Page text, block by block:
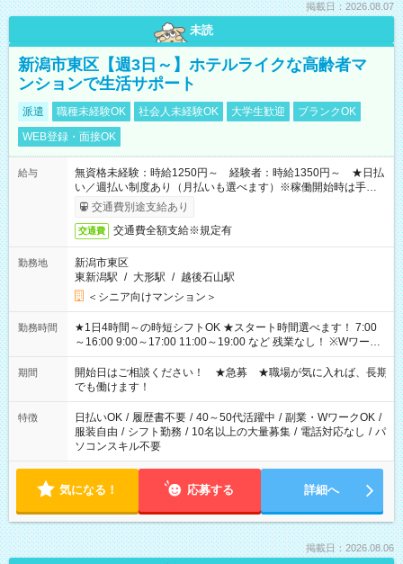
掲載日：2026.08.07
未読
新潟市東区【週3日～】ホテルライクな高齢者マ
ンションで生活サポート
派遣 職種未経験OK 社会人未経験OK 大学生歓迎
ブランクOK
WEB登録・面接OK
給与
無資格未経験：時給1250円～ 経験者：時給1350円～ ★日払
い／週払い制度あり（月払いも選べます）※稼働開始時は手続き
完了次第のお支払いとなります。
交通費別途支給あり
交通費 交通費全額支給※規定有
勤務地
新潟市東区
東新潟駅 / 大形駅 / 越後石山駅
＜シニア向けマンション＞
勤務時間
★1日4時間～の時短シフトOK ★スタート時間選べます！ 7:00
～16:00 9:00～17:00 11:00～19:00 など 残業なし！ ※Wワーク
の場合、他のお仕事と合わせ週40時間超の就業はご案内できま
せん ※法令に基づき、週20時間以上勤務は社会保険への加入対
象となります ※労働者派遣法（日雇い派遣の原則禁止）によ
り、短時間・短期間の就業はご案内が難しい場合があります
期間
開始日はご相談ください！ ★急募 ★職場が気に入れば、長期
でも働けます！
特徴 日払いOK / 履歴書不要 / 40～50代活躍中 / 副業・WワークOK /
服装自由 / シフト勤務 / 10名以上の大量募集 / 電話対応なし / パ
ソコンスキル不要
気になる！ 応募する 詳細へ
掲載日：2026.08.06